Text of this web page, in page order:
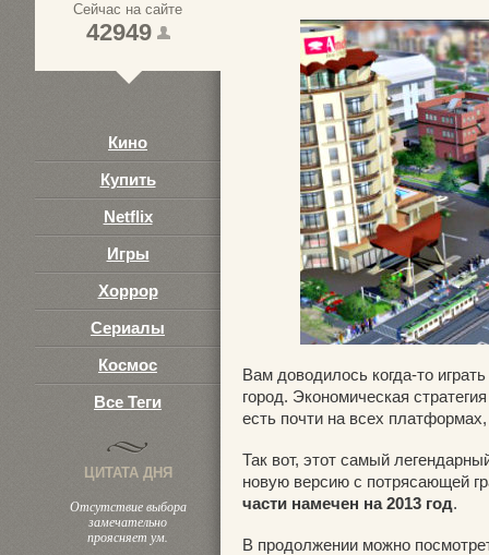
Сейчас на сайте
42949
Кино
Купить
Netflix
Игры
Хоррор
Сериалы
Космос
Все Теги
ЦИТАТА ДНЯ
Отсутствие выбора
замечательно
проясняет ум.
Вам доводилось когда-то
город. Экономическая
есть почти на всех
Так вот, этот самый
новую версию с потрясающей
части намечен на 2013 год.
В продолжении можно